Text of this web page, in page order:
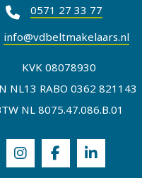
0571 27 33 77
info@vdbeltmakelaars.nl
KVK 08078930
NL13 RABO 0362 821143
NL 8075.47.086.B.01